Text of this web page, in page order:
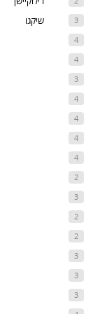
שיקגו
3
4
4
3
4
4
4
4
2
3
2
2
3
3
3